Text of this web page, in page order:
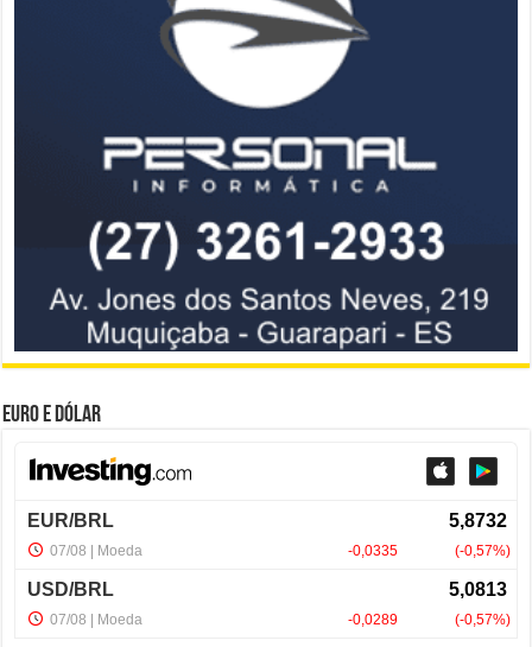
Euro e Dólar